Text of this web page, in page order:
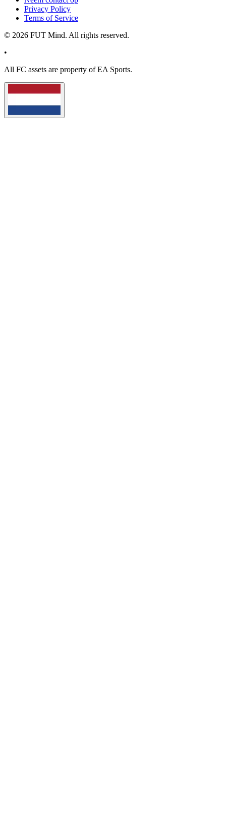
Privacy Policy
Terms of Service
© 2026 FUT Mind. All rights reserved.
•
All FC assets are property of EA Sports.